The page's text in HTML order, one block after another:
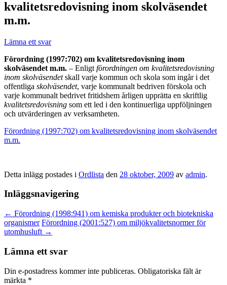
kvalitetsredovisning inom skolväsendet
m.m.
Lämna ett svar
Förordning (1997:702) om kvalitetsredovisning inom
skolväsendet m.m. – Enligt förordningen om kvalitetsredovisning
inom skolväsendetskall varje kommun och skola som ingår i det
offentliga skolväsendet, varje kommunalt bedriven förskola och
varje kommunalt bedrivet fritidshem årligen upprätta en skriftlig
kvalitetsredovisning som ett led i den kontinuerliga uppföljningen
och utvärderingen av verksamheten.
Förordning (1997:702) om kvalitetsredovisning inom skolväsendet
m.m.
Detta inlägg postades i Ordlista den 28 oktober, 2009 av admin.
Inläggsnavigering
← Förordning (1998:941) om kemiska produkter och biotekniska
organismer Förordning (2001:527) om miljökvalitetsnormer för
utomhusluft →
Lämna ett svar
Din e-postadress kommer inte publiceras. Obligatoriska fält är
märkta *